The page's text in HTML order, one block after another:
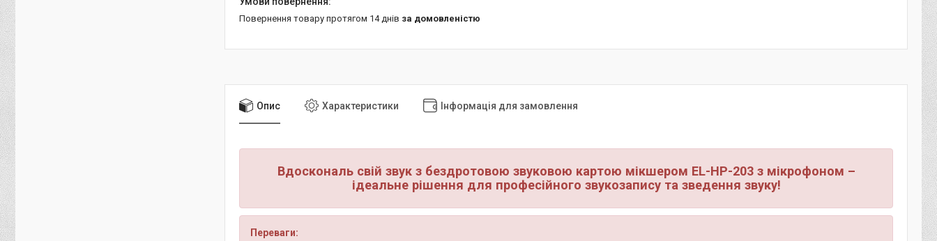
повернення товару протягом 14 днів за домовленістю
Опис Характеристики Інформація для замовлення
Вдоскональ свій звук з бездротовою звуковою картою мікшером EL-HP-203 з мікрофоном –
ідеальне рішення для професійного звукозапису та зведення звуку!
Переваги: